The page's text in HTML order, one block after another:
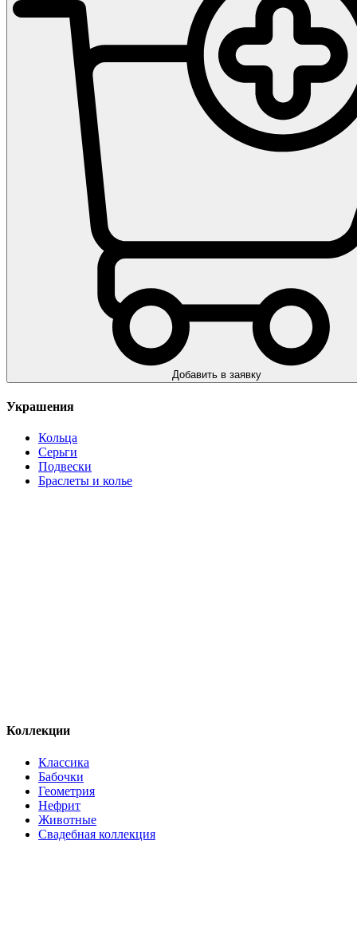
Добавить в заявку
Украшения
Кольца
Серьги
Подвески
Браслеты и колье
Коллекции
Классика
Бабочки
Геометрия
Нефрит
Животные
Свадебная коллекция